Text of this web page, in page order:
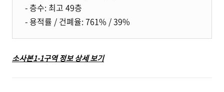
- 층수: 최고 49층
- 용적률 / 건폐율: 761% / 39%
소사본1-1구역 정보 상세 보기